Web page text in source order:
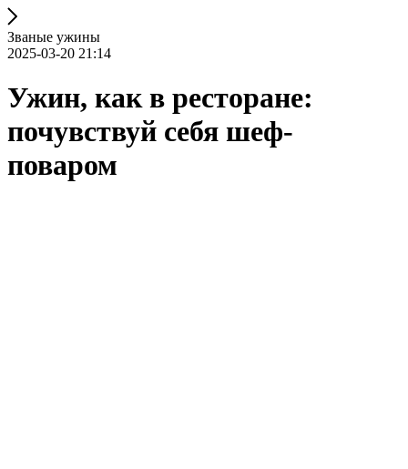
Званые ужины
2025-03-20 21:14
Ужин, как в ресторане:
почувствуй себя шеф-
поваром